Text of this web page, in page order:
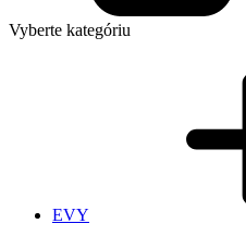
Vyberte kategóriu
EVY